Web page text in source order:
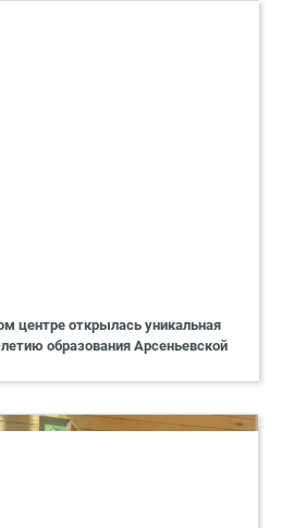
центре открылась уникальная
образования Арсеньевской